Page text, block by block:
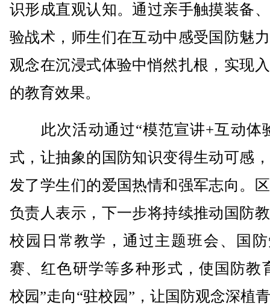
识形成直观认知。通过亲手触摸装备
验战术，师生们在互动中感受国防魅
观念在沉浸式体验中悄然扎根，实现
的教育效果。
此次活动通过“模范宣讲+互动体
式，让抽象的国防知识变得生动可感
发了学生们的爱国热情和强军志向。
负责人表示，下一步将持续推动国防
校园日常教学，通过主题班会、国
赛、红色研学等多种形式，使国防教
校园”走向“驻校园”，让国防观念深植